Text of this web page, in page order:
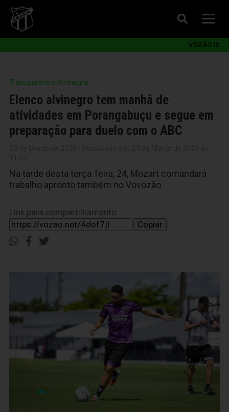
VOZÃO ID
Transparência Alvinegra
Elenco alvinegro tem manhã de
atividades em Porangabuçu e segue em
preparação para duelo com o ABC
Na tarde desta terça-feira, 24, Mozart comandará
trabalho apronto também no Vovozão
Link para compartilhamento:
Copiar